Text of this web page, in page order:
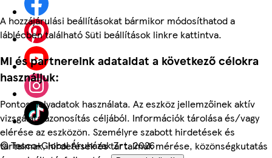
A hozzájárulási beállításokat bármikor módosíthatod a
láblécben található Süti beállítások linkre kattintva.
Mi és partnereink adataidat a következő célokra
használjuk:
Pontos helyadatok használata. Az eszköz jellemzőinek aktív
vizsgálata azonosítás céljából. Információk tárolása és/vagy
elérése az eszközön. Személyre szabott hirdetések és
tartalmak, hirdetések és tartalmak mérése, közönségkutatás
©Tesco-Global Áruházak Zrt. 2026